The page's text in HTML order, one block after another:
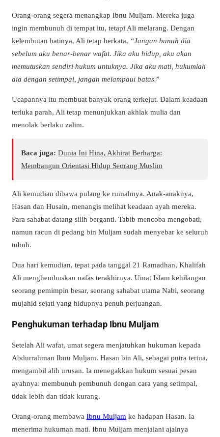
Orang-orang segera menangkap Ibnu Muljam. Mereka juga
ingin membunuh di tempat itu, tetapi Ali melarang. Dengan
kelembutan hatinya, Ali tetap berkata, “Jangan bunuh dia
sebelum aku benar-benar wafat. Jika aku hidup, aku akan
memutuskan sendiri hukum untuknya. Jika aku mati, hukumlah
dia dengan setimpal, jangan melampaui batas.”
Ucapannya itu membuat banyak orang terkejut. Dalam keadaan
terluka parah, Ali tetap menunjukkan akhlak mulia dan
menolak berlaku zalim.
Baca juga: Dunia Ini Hina, Akhirat Berharga:
Membangun Orientasi Hidup Seorang Muslim
Ali kemudian dibawa pulang ke rumahnya. Anak-anaknya,
Hasan dan Husain, menangis melihat keadaan ayah mereka.
Para sahabat datang silih berganti. Tabib mencoba mengobati,
namun racun di pedang bin Muljam sudah menyebar ke seluruh
tubuh.
Dua hari kemudian, tepat pada tanggal 21 Ramadhan, Khalifah
Ali menghembuskan nafas terakhirnya. Umat ​​Islam kehilangan
seorang pemimpin besar, seorang sahabat utama Nabi, seorang
mujahid sejati yang hidupnya penuh perjuangan.
Penghukuman terhadap Ibnu Muljam
Setelah Ali wafat, umat segera menjatuhkan hukuman kepada
Abdurrahman Ibnu Muljam. Hasan bin Ali, sebagai putra tertua,
mengambil alih urusan. Ia menegakkan hukum sesuai pesan
ayahnya: membunuh pembunuh dengan cara yang setimpal,
tidak lebih dan tidak kurang.
Orang-orang membawa Ibnu Muljam ke hadapan Hasan. Ia
menerima hukuman mati. Ibnu Muljam menjalani ajalnya